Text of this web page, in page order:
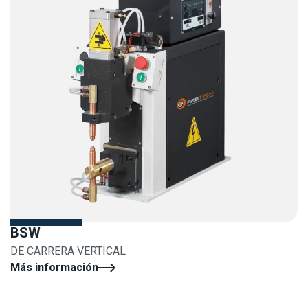
BSW
DE CARRERA VERTICAL
Más información